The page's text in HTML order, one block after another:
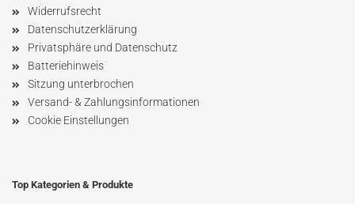
Widerrufsrecht
Datenschutzerklärung
Privatsphäre und Datenschutz
Batteriehinweis
Sitzung unterbrochen
Versand- & Zahlungsinformationen
Cookie Einstellungen
Top Kategorien & Produkte